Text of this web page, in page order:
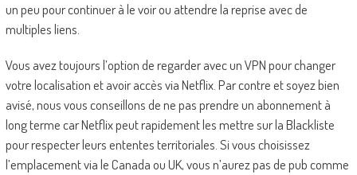
un peu pour continuer à le voir ou attendre la reprise avec de
multiples liens.
Vous avez toujours l’option de regarder avec un VPN pour changer
votre localisation et avoir accès via Netflix. Par contre et soyez bien
avisé, nous vous conseillons de ne pas prendre un abonnement à
long terme car Netflix peut rapidement les mettre sur la Blackliste
pour respecter leurs ententes territoriales. Si vous choisissez
l’emplacement via le Canada ou UK, vous n’aurez pas de pub comme